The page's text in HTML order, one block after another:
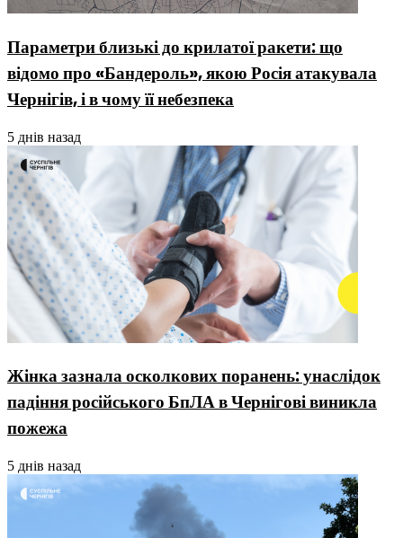
Параметри близькі до крилатої ракети: що
відомо про «Бандероль», якою Росія атакувала
Чернігів, і в чому її небезпека
5 днів назад
Жінка зазнала осколкових поранень: унаслідок
падіння російського БпЛА в Чернігові виникла
пожежа
5 днів назад